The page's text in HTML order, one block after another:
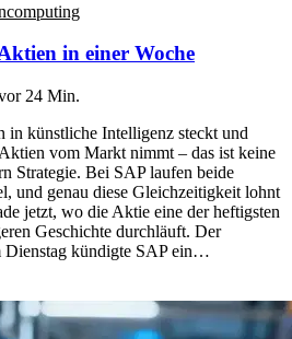
in einer Woche
24 Min.
künstliche Intelligenz steckt und
vom Markt nimmt – das ist keine
Strategie. Bei SAP laufen beide
und genau diese Gleichzeitigkeit lohnt
jetzt, wo die Aktie eine der heftigsten
Geschichte durchläuft. Der
kündigte SAP ein…